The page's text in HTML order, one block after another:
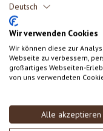
Deutsch
Wir verwenden Cookies
Wir können diese zur
Webseite zu verbessern,
großartiges Webseiten-
von uns verwendeten
Alle akzeptieren
0 di 0 valutazioni
Valutazione media di
Formula una
Condividi le tue